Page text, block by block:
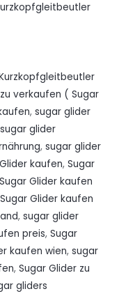
verkaufen ( Sugar
, sugar glider
sugar glider
, sugar glider
kaufen, Sugar
Sugar Glider kaufen
Sugar Glider kaufen
, sugar glider
preis, Sugar
kaufen wien, sugar
, Sugar Glider zu
gliders